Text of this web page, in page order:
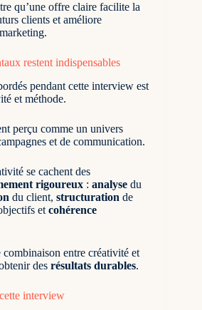
qu’une offre claire facilite la
clients et améliore
restent indispensables
pendant cette interview est
et méthode.
perçu comme un univers
et de communication.
se cachent des
rigoureux : analyse du
du client, structuration de
et cohérence
combinaison entre créativité et
des résultats durables.
interview